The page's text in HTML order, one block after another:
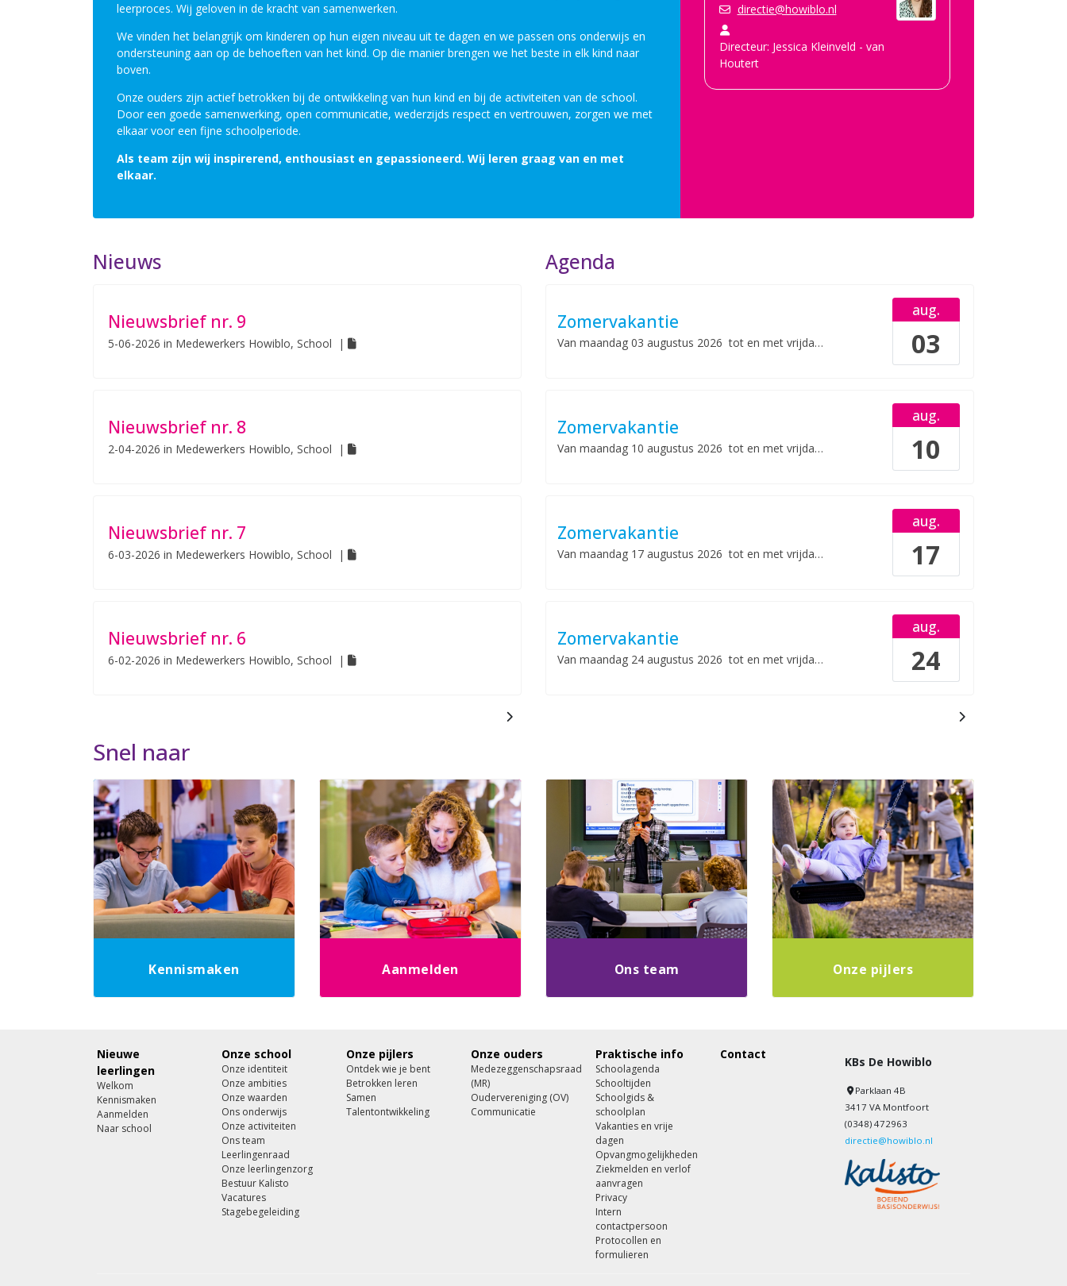
leerproces. Wij geloven in de kracht van samenwerken.
We vinden het belangrijk om kinderen op hun eigen niveau uit te dagen en we passen ons onderwijs en
ondersteuning aan op de behoeften van het kind. Op die manier brengen we het beste in elk kind naar
boven.
Onze ouders zijn actief betrokken bij de ontwikkeling van hun kind en bij de activiteiten van de school.
Door een goede samenwerking, open communicatie, wederzijds respect en vertrouwen, zorgen we met
elkaar voor een fijne schoolperiode.
Als team zijn wij inspirerend, enthousiast en gepassioneerd. Wij leren graag van en met
elkaar.
directie@howiblo.nl
Directeur: Jessica Kleinveld - van
Houtert
Nieuws
Nieuwsbrief nr. 9
5-06-2026 in Medewerkers Howiblo, School |
Nieuwsbrief nr. 8
2-04-2026 in Medewerkers Howiblo, School |
Nieuwsbrief nr. 7
6-03-2026 in Medewerkers Howiblo, School |
Nieuwsbrief nr. 6
6-02-2026 in Medewerkers Howiblo, School |
Agenda
Zomervakantie
Van maandag 03 augustus 2026 tot en met vrijdag 07 augustus 2026
aug.
03
Zomervakantie
Van maandag 10 augustus 2026 tot en met vrijdag 14 augustus 2026
aug.
10
Zomervakantie
Van maandag 17 augustus 2026 tot en met vrijdag 21 augustus 2026
aug.
17
Zomervakantie
Van maandag 24 augustus 2026 tot en met vrijdag 28 augustus 2026
aug.
24
Snel naar
Kennismaken Aanmelden Ons team Onze pijlers
Nieuwe
leerlingen
Welkom
Kennismaken
Aanmelden
Naar school
Onze school
Onze identiteit
Onze ambities
Onze waarden
Ons onderwijs
Onze activiteiten
Ons team
Leerlingenraad
Onze leerlingenzorg
Bestuur Kalisto
Vacatures
Stagebegeleiding
Onze pijlers
Ontdek wie je bent
Betrokken leren
Samen
Talentontwikkeling
Onze ouders
Medezeggenschapsraad
(MR)
Oudervereniging (OV)
Communicatie
Praktische info
Schoolagenda
Schooltijden
Schoolgids &
schoolplan
Vakanties en vrije
dagen
Opvangmogelijkheden
Ziekmelden en verlof
aanvragen
Privacy
Intern
contactpersoon
Protocollen en
formulieren
Contact
KBs De Howiblo
Parklaan 4B
3417 VA Montfoort
(0348) 472963
directie@howiblo.nl